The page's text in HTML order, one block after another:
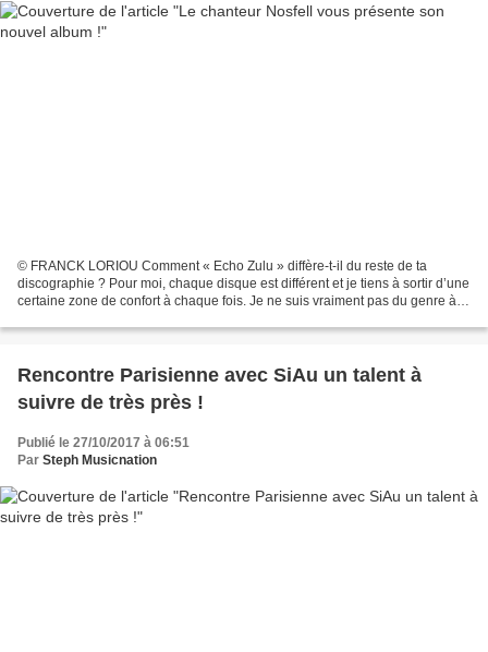
© FRANCK LORIOU Comment « Echo Zulu » diffère-t-il du reste de ta
discographie ? Pour moi, chaque disque est différent et je tiens à sortir d’une
certaine zone de confort à chaque fois. Je ne suis vraiment pas du genre à
Rencontre Parisienne avec SiAu un talent à
suivre de très près !
Publié le 27/10/2017 à 06:51
Par Steph Musicnation